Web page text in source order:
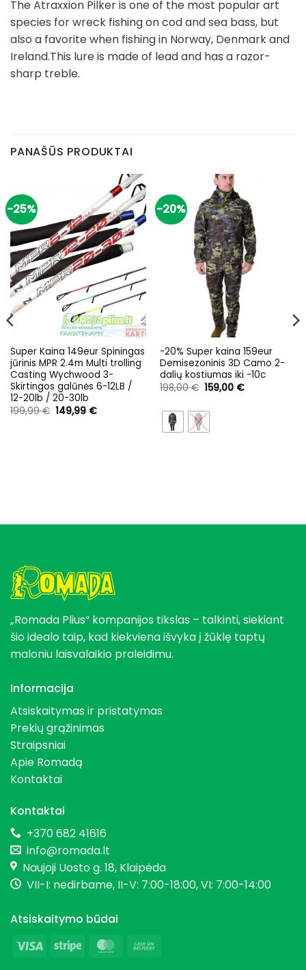
The Atraxxion Pilker is one of the most popular art
species for wreck fishing on cod and sea bass, but
also a favorite when fishing in Norway, Denmark and
Ireland.This lure is made of lead and has a razor-
sharp treble.
PANAŠŪS PRODUKTAI
-25%
Super Kaina 149eur Spiningas
jūrinis MPR 2.4m Multi trolling
Casting Wychwood 3-
Skirtingos galūnės 6-12LB /
12-20lb / 20-30lb
199,99€ Original
price
149,99 €Current
-20%
-20% Super kaina 159eur
Demisezoninis 3D Camo 2-
dalių kostiumas iki -10c
198,00€ Original
price
198,00 €.
159,00 €Current
„Romada Plius“ kompanijos tikslas – talkinti, siekiant
šio idealo taip, kad kiekviena išvyka į žūklę taptų
maloniu laisvalaikio praleidimu.
Informacija
Atsiskaitymas ir pristatymas
Prekių grąžinimas
Straipsniai
Apie Romadą
Kontaktai
Kontaktai
+370 682 41616
info@romada.lt
Naujoji Uosto g. 18, Klaipėda
VII-I: nedirbame, II-V: 7:00-18:00, VI: 7:00-14:00
Atsiskaitymo būdai
Visa
Stripe MasterCard